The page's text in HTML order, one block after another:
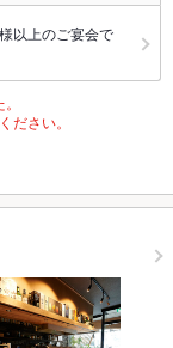
以上のご宴会で
ださい。